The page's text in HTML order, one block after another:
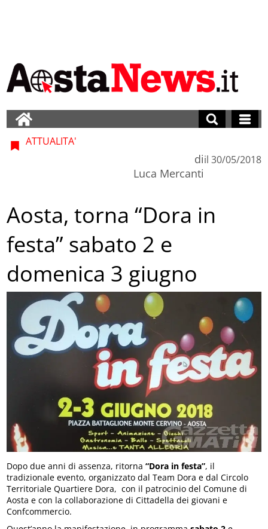
ATTUALITA'
di
Luca Mercanti
il 30/05/2018
Aosta, torna “Dora in
festa” sabato 2 e
domenica 3 giugno
Dopo due anni di assenza, ritorna “Dora in festa”, il
tradizionale evento, organizzato dal Team Dora e dal Circolo
Territoriale Quartiere Dora, con il patrocinio del Comune di
Aosta e con la collaborazione di Cittadella dei giovani e
Confcommercio.